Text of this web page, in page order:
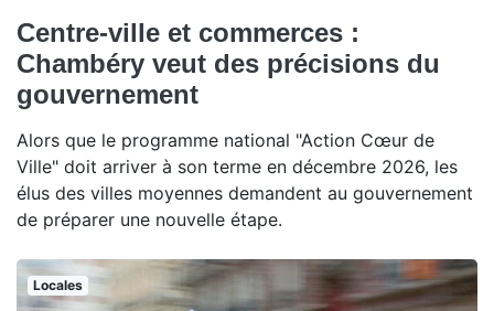
Centre-ville et commerces :
Chambéry veut des précisions du
gouvernement
Alors que le programme national "Action Cœur de
Ville" doit arriver à son terme en décembre 2026, les
élus des villes moyennes demandent au gouvernement
de préparer une nouvelle étape.
Locales